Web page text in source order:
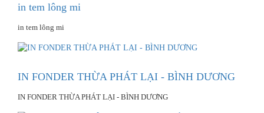
in tem lông mi
in tem lông mi
IN FONDER THỪA PHÁT LẠI - BÌNH DƯƠNG
IN FONDER THỪA PHÁT LẠI - BÌNH DƯƠNG